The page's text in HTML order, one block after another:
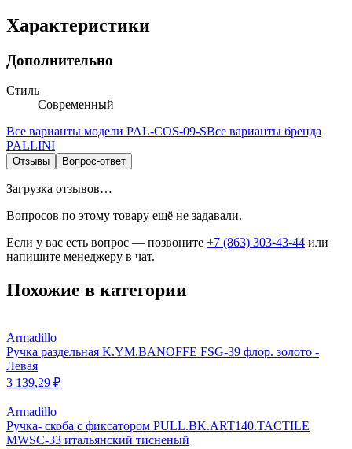
Характеристики
Дополнительно
Стиль
Современный
Все варианты модели PAL-COS-09-SВсе варианты бренда
PALLINI
Отзывы Вопрос-ответ
Загрузка отзывов…
Вопросов по этому товару ещё не задавали.
Если у вас есть вопрос — позвоните +7 (863) 303-43-44 или
напишите менеджеру в чат.
Похожие в категории
Armadillo
Ручка раздельная K.YM.BANOFFE FSG-39 флор. золото -
Левая
3 139,29 ₽
Armadillo
Ручка- скоба с фиксатором PULL.BK.ART140.TACTILE
MWSC-33 итальянский тисненый